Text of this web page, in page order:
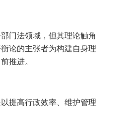
门法领域，但其理论触角
论的主张者为构建自身理
推进。
提高行政效率、维护管理